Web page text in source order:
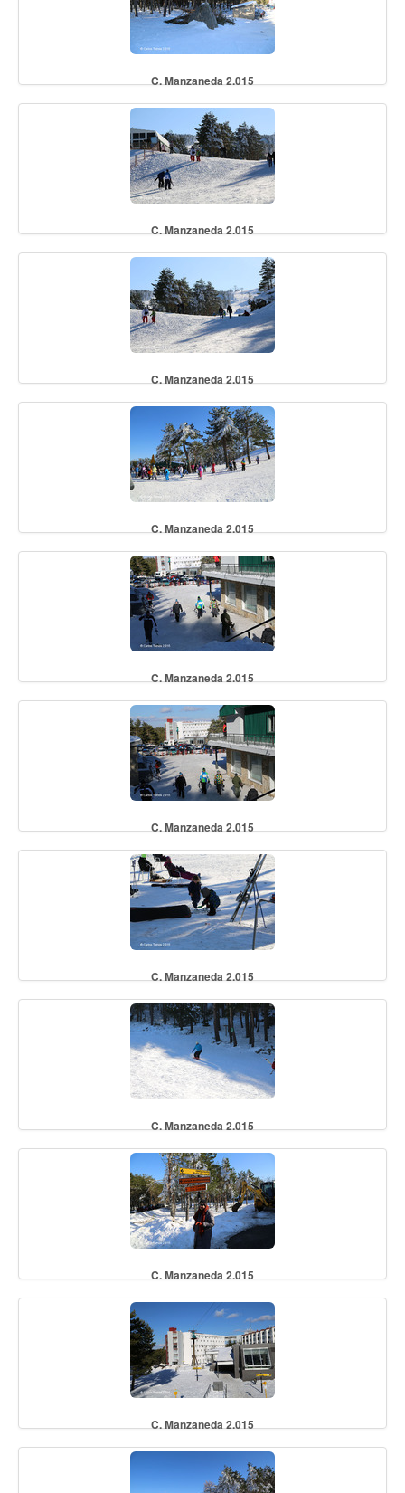
C. Manzaneda 2.015
C. Manzaneda 2.015
C. Manzaneda 2.015
C. Manzaneda 2.015
C. Manzaneda 2.015
C. Manzaneda 2.015
C. Manzaneda 2.015
C. Manzaneda 2.015
C. Manzaneda 2.015
C. Manzaneda 2.015